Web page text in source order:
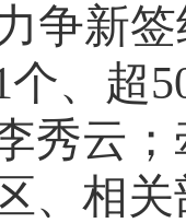
争新
个、超
秀云 ；
、相关